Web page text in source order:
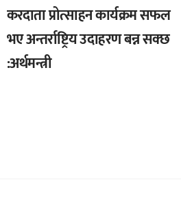
करदाता प्रोत्साहन कार्यक्रम सफल
भए अन्तर्राष्ट्रिय उदाहरण बन्न सक्छ
:अर्थमन्त्री